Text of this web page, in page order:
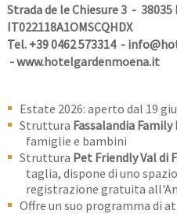
Strada de le Chiesure 3 - 38035
IT022118A1OMSCQHDX
Tel. +39 0462 573314-
-www.hotelgardenmoena.it
Estate 2026: aperto dal 19
Struttura Fassalandia
famiglie e bambini
Struttura Pet Friendly Val di
taglia, dispone di uno
registrazione gratuita
Offre un suo programma di